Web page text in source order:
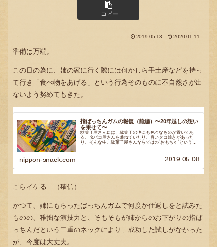
コピー
2019.05.13 2020.01.11
準備は万端。
この日の為に、姉の家に行く際には何かしら手土産などを持っ
て行き「食べ物をあげる」という行為そのものに不自然さが出
ないよう努めてもきた。
指ばっちんガムの報復（前編）〜20年越しの想い
を乗せて〜
駄菓子屋さんには、駄菓子の他にも色々なものが置いてあ
る。タバコ屋さんを兼ねていたり、旨いタコ焼きがあった
り。そんな中、駄菓子屋さんならではの“おもちゃ”というの
nippon-snack.com 2019.05.08
こらイケる…（確信）
かつて、姉にもらったばっちんガムで何度か仕返しをと試みた
ものの、稚拙な演技力と、そもそもが姉からのお下がりの指ば
っちんだという二重のネックにより、成功した試しがなかった
が、今度は大丈夫。